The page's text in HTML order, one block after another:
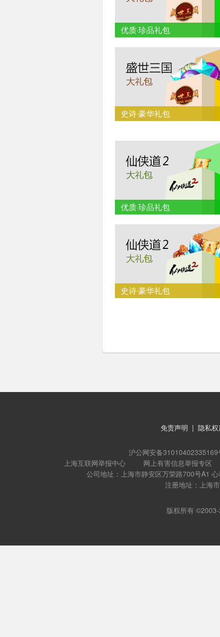
优质·珍品礼包
史诗·豪华礼包
优质·珍品礼包
史诗·豪华礼包
免责声明 | 隐私
沪公网安备31010402335169
上海互联网举报中心
网上有害信息举报专区
公司地址：上海市静安区万荣路700号A1
注册地址：上海
版权所有